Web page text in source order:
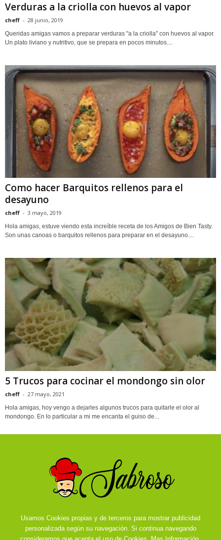
Verduras a la criolla con huevos al vapor
cheff - 28 junio, 2019
Queridas amigas vamos a preparar verduras "a la criolla" con huevos al vapor.
Un plato liviano y nutritivo, que se prepara en pocos minutos....
Como hacer Barquitos rellenos para el
desayuno
cheff - 3 mayo, 2019
Hola amigas, estuve viendo esta increíble receta de los Amigos de Bien Tasty.
Son unas canoas o barquitos rellenos para preparar en el desayuno....
5 Trucos para cocinar el mondongo sin olor
cheff - 27 mayo, 2021
Hola amigas, hoy vengo a dejarles algunos trucos para quitarle el olor al
mondongo. En lo particular a mi me encanta el guiso de...
Usamos Cookies propias y de terceros para mostrar publicidad
personalizada según su navegación. Si continua navegando